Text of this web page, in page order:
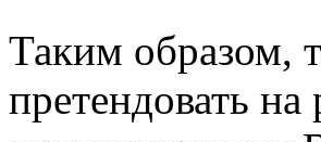
Таким образом,
претендовать